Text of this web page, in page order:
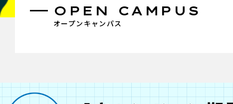
オープンキャンパス
OPEN CAMPUS